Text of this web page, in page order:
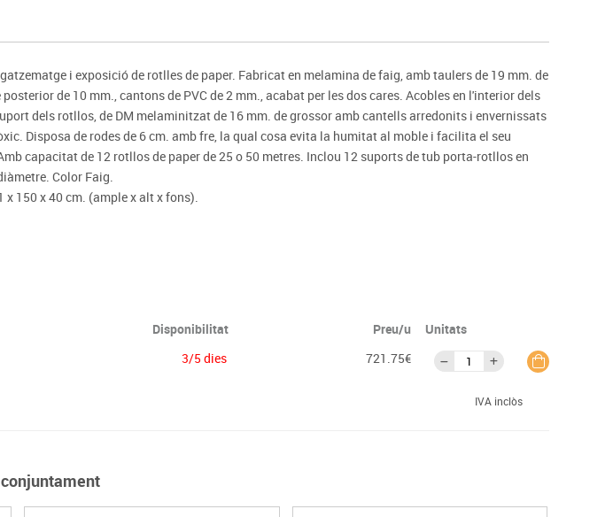
abatibles i polivalents
prestatges i taquilles
i tamborets
Entrenament
Foam
Esports raqueta
Gimnàstica rítmica
i exposició de rotlles de paper. Fabricat en melamina de faig, amb taulers de 19 mm. de
posterior de 10 mm., cantons de PVC de 2 mm., acabat per les dos cares. Acobles en l'interior dels
dels rotllos, de DM melaminitzat de 16 mm. de grossor amb cantells arredonits i envernissats
Disposa de rodes de 6 cm. amb fre, la qual cosa evita la humitat al moble i facilita el seu
capacitat de 12 rotllos de paper de 25 o 50 metres. Inclou 12 suports de tub porta-rotllos en
Color Faig.
x 150 x 40 cm. (ample x alt x fons).
Disponibilitat Preu/u
Unitats
3/5 dies 721.75€
IVA inclòs